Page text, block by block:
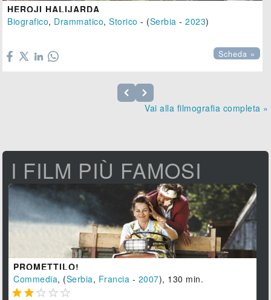
HEROJI HALIJARDA
Biografico, Drammatico,Storico - (Serbia -2023)
Scheda »
Vai alla filmografia completa »
I FILM PIÙ FAMOSI
PROMETTILO!
Commedia, (Serbia, Francia - 2007), 130 min.
    